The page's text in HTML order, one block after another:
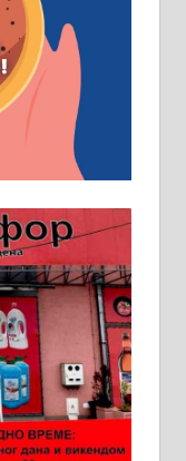
20
122 –
и
058
са Б
рад на